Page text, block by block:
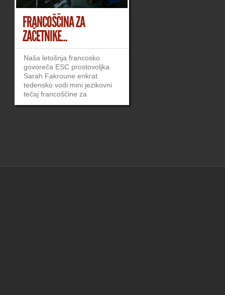
FRANCOŠČINA ZA
ZAČETNIKE...
Naša letošnja francosko
govoreča ESC prostovoljka
Sarah Fakroune enkrat
tedensko vodi mini jezikovni
tečaj francoščine za
spoznavamo tudi belgijsko